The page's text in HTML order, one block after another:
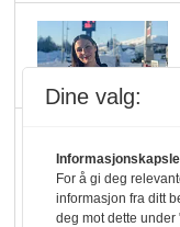
Dine valg:
For å gi deg
informasjon fra ditt
deg mot dette under